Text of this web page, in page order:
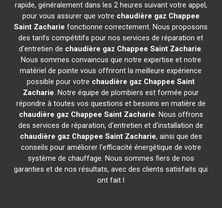
rapide, généralement dans les 2 heures suivant votre appel,
pour vous assurer que votre chaudière gaz Chappee
Saint Zacharie fonctionne correctement. Nous proposons
des tarifs compétitifs pour nos services de réparation et
d'entretien de chaudière gaz Chappee Saint Zacharie.
Nous sommes convaincus que notre expertise et notre
matériel de pointe vous offriront la meilleure expérience
possible pour votre chaudière gaz Chappee Saint
Zacharie. Notre équipe de plombiers est formée pour
répondre à toutes vos questions et besoins en matière de
chaudière gaz Chappee Saint Zacharie. Nous offrons
des services de réparation, d'entretien et d'installation de
chaudière gaz Chappee Saint Zacharie, ainsi que des
conseils pour améliorer l'efficacité énergétique de votre
système de chauffage. Nous sommes fiers de nos
garanties et de nos résultats, avec des clients satisfaits qui
ont fait l